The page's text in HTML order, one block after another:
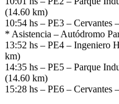
(14.60 km)
10:54 hs – PE3 – Cervantes
* Asistencia – Autódromo
13:52 hs – PE4 – Ingeniero
km)
14:35 hs – PE5 – Parque
(14.60 km)
15:28 hs – PE6 – Cervantes